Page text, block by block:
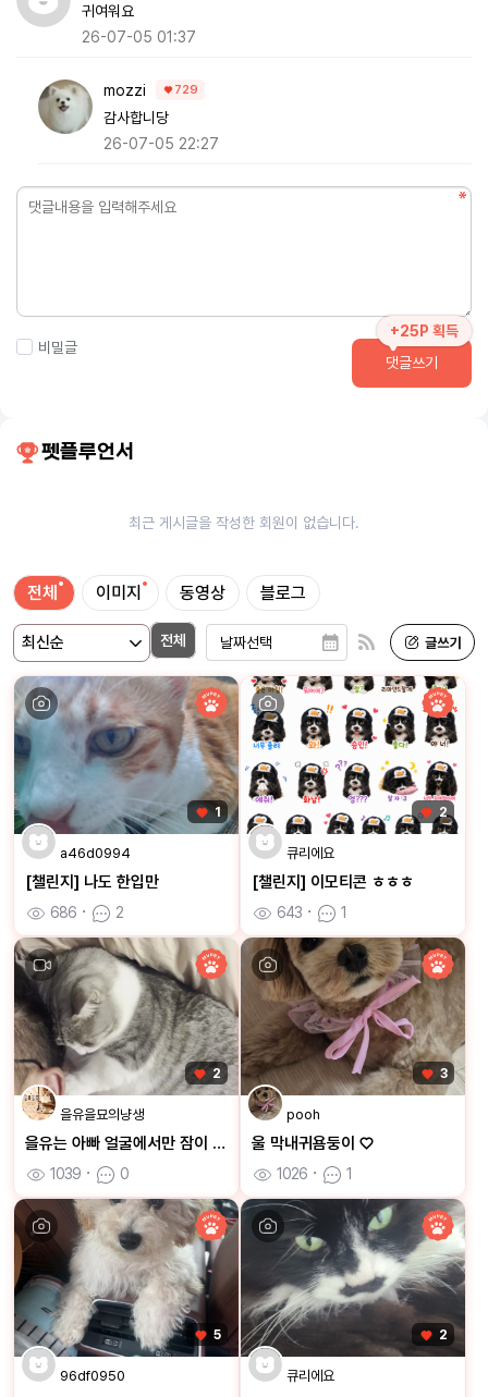
귀여워요
26-07-05 01:37
mozzi 729
감사합니당
26-07-05 22:27
비밀글
+25P 획득
댓글쓰기
펫플루언서
최근 게시글을 작성한 회원이 없습니다.
전체 이미지 동영상 블로그
전체
1
a46d0994
[챌린지] 나도 한입만
686 ㆍ 2
2
큐리에요
[챌린지] 이모티콘 ㅎㅎㅎ
643 ㆍ 1
2
을유을묘의냥생
을유는 아빠 얼굴에서만 잠이 와요
1039 ㆍ 0
3
pooh
울 막내귀욤둥이 ♡
1026 ㆍ 1
5
96df0950
2
큐리에요